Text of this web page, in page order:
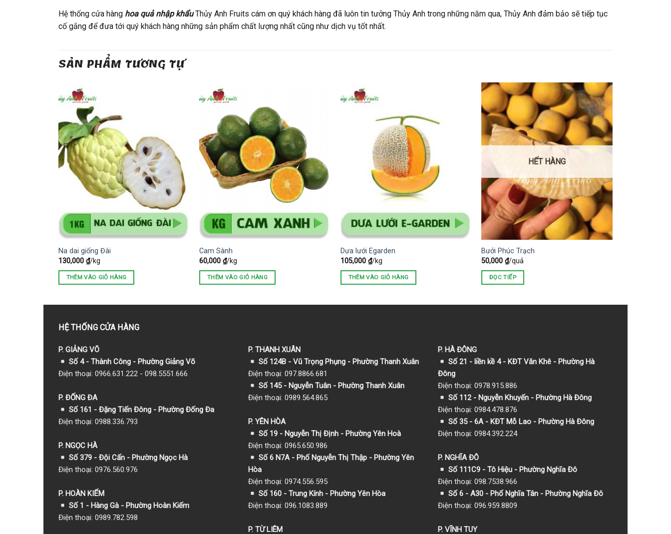
Hệ thống cửa hàng hoa quả nhập khẩuThủy Anh Fruits cám ơn quý khách hàng đã luôn tin tưởng Thủy Anh trong những năm qua, Thủy Anh đảm bảo sẽ tiếp tục
cố gắng để đưa tới quý khách hàng những sản phẩm chất lượng nhất cũng như dịch vụ tốt nhất.
SẢN PHẨM TƯƠNG TỰ
Na dai giống Đài
130,000 ₫/kg
THÊM VÀO GIỎ HÀNG
Cam Sành
60,000₫/kg
THÊM VÀO GIỎ HÀNG
Dưa lưới Egarden
105,000 ₫/kg
THÊM VÀO GIỎ HÀNG
HẾT HÀNG
Bưởi Phúc Trạch
50,000₫/quả
ĐỌC TIẾP
HỆ THỐNG CỬA HÀNG
P. GIẢNG VÕ
Số 4 - Thành Công - Phường Giảng Võ
Điện thoại: 0966.631.222 - 098.5551.666
P. ĐỐNG ĐA
Số 161 - Đặng Tiến Đông - Phường Đống Đa
Điện thoại: 0988.336.793
P. NGỌC HÀ
Số 379 - Đội Cấn - Phường Ngọc Hà
Điện thoại: 0976.560.976
P. HOÀN KIẾM
Số 1 - Hàng Gà - Phường Hoàn Kiếm
Điện thoại: 0989.782.598
P. THANH XUÂN
Số 124B - Vũ Trọng Phụng - Phường Thanh Xuân
Điện thoại: 097.8866.681
Số 145 - Nguyễn Tuân - Phường Thanh Xuân
Điện thoại: 0989.564.865
P. YÊN HÒA
Số 19 - Nguyễn Thị Định - Phường Yên Hoà
Điện thoại: 0965.650.986
Số 6 N7A - Phố Nguyễn Thị Thập - Phường Yên
Hòa
Điện thoại: 0974.556.595
Số 160 - Trung Kính - Phường Yên Hòa
Điện thoại: 096.1083.889
P. TỪ LIÊM
P. HÀ ĐÔNG
Số 21 - liền kề 4 - KĐT Văn Khê - Phường Hà
Đông
Điện thoại: 0978.915.886
Số 112 - Nguyễn Khuyến - Phường Hà Đông
Điện thoại: 0984.478.876
Số 35 - 6A - KĐT Mỗ Lao - Phường Hà Đông
Điện thoại: 0984.392.224
P. NGHĨA ĐÔ
Số 111C9 - Tô Hiệu - Phường Nghĩa Đô
Điện thoại: 098.7538.966
Số 6 - A30 - Phố Nghĩa Tân - Phường Nghĩa Đô
Điện thoại: 096.959.8809
P. VĨNH TUY